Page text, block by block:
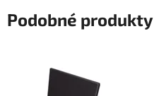
Podobné produkty